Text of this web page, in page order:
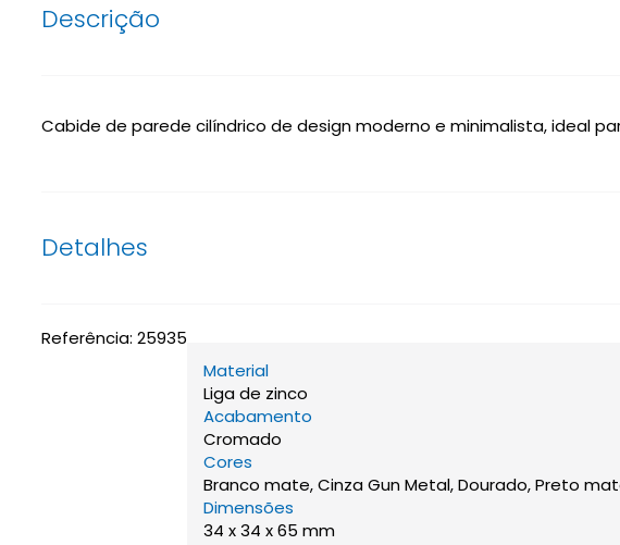
Descrição
Cabide de parede cilíndrico de design moderno e minimalista, ideal
Detalhes
Referência: 25935
Material
Liga de zinco
Acabamento
Cromado
Cores
Branco mate, Cinza Gun Metal, Dourado, Preto
Dimensões
34 x 34 x 65 mm